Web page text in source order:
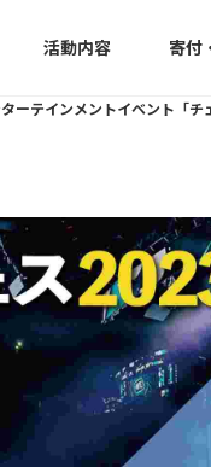
活動内容 寄付
ーテインメントイベント「